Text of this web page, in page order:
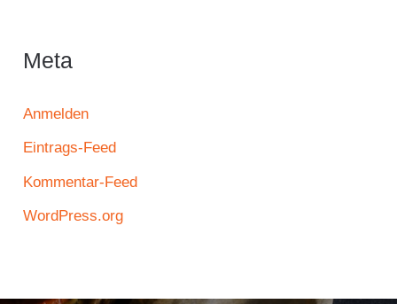
Meta
Anmelden
Eintrags-Feed
Kommentar-Feed
WordPress.org